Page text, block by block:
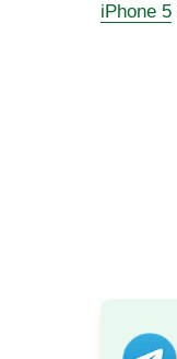
iPhone 5